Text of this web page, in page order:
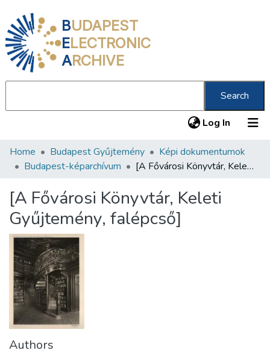
BUDAPEST
ELECTRONIC
ARCHIVE
Search
Log In (current)
Communities & Collections
Statistics
About us
Home Budapest Gyűjtemény
Képi dokumentumok
Budapest-képarchívum
[A Fővárosi Könyvtár, Keleti Gyűjtemény, falépcső]
[A Fővárosi Könyvtár, Keleti
Gyűjtemény, falépcső]
Authors